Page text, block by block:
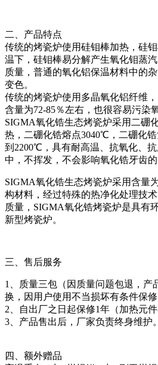
二、产品特点
传统的烤瓷炉使用硅钼棒加热，硅
温下，硅钼棒易分解产生氧化钼蒸
质量，普通的氧化铝保温材料中的
变色。
传统的烤瓷炉使用多晶氧化铝纤维
含量为72-85％左右，也很容易污染
SIGMA氧化锆生态烤瓷炉采用二硼
热，二硼化锆熔点3040℃，二硼化
到2200℃，具有耐高温、抗氧化、
中，不挥发，不会影响氧化锆牙齿的
SIGMA氧化锆生态烤瓷炉采用含量
构材料，经过特殊的热净化处理技
质量，SIGMA氧化锆烤瓷炉是具有
新型烤瓷炉。
三、售后服务
1、质量三包（因质量问题包退，产
换，因用户使用不当损坏有条件保修
2、自出厂之日起保修1年（加热元件
3、产品售出后，厂家负责终身维护。
四、额外赠品